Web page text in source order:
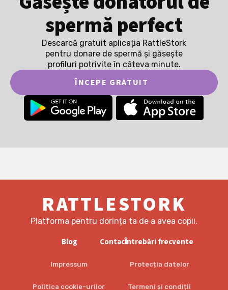
spermă perfect
Descarcă gratuit aplicația RattleStork
pentru donare de spermă și găsește
profiluri potrivite în câteva minute.
ÎNCEPE GRATUIT
RATTLESTORK
Platforma pentru dorința ta de a avea copii.
Blog ContactÎntrebări frecvente
Impressum Protecția datelor
Politica cookie-urilor Termeni și condiții